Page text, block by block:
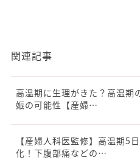
関連記事
高温期に生理がきた？高温期
娠の可能性【産婦…
【産婦人科医監修】高温期5
化！下腹部痛などの…